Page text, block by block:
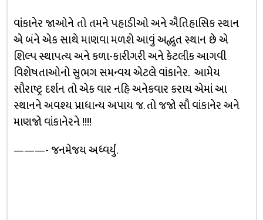
વાંકાનેર જાઓને તો તમને પહાડીઓ અને ઐતિહાસિક સ્થાન
એ બંને એક સાથે માણવા મળશે આવું અદ્ભુત સ્થાન છે એ
શિલ્પ સ્થાપત્ય અને કળા-કારીગરી અને કેટલીક આગવી
વિશેષતાઓનો સુભગ સમન્વય એટલે વાંકાનેર. આમેય
સૌરાષ્ટ્ર દર્શન તો એક વાર નહિ અનેકવાર કરાય એમાં આ
સ્થાનને અવશ્ય પ્રાધાન્ય અપાય જ. તો જજો સૌ વાંકાનેર અને
માણજો વાંકાનેરને !!!!
———- જનમેજય અધ્વર્યું.